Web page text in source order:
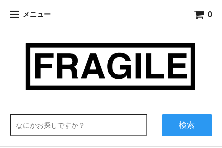
メニュー 0
検索